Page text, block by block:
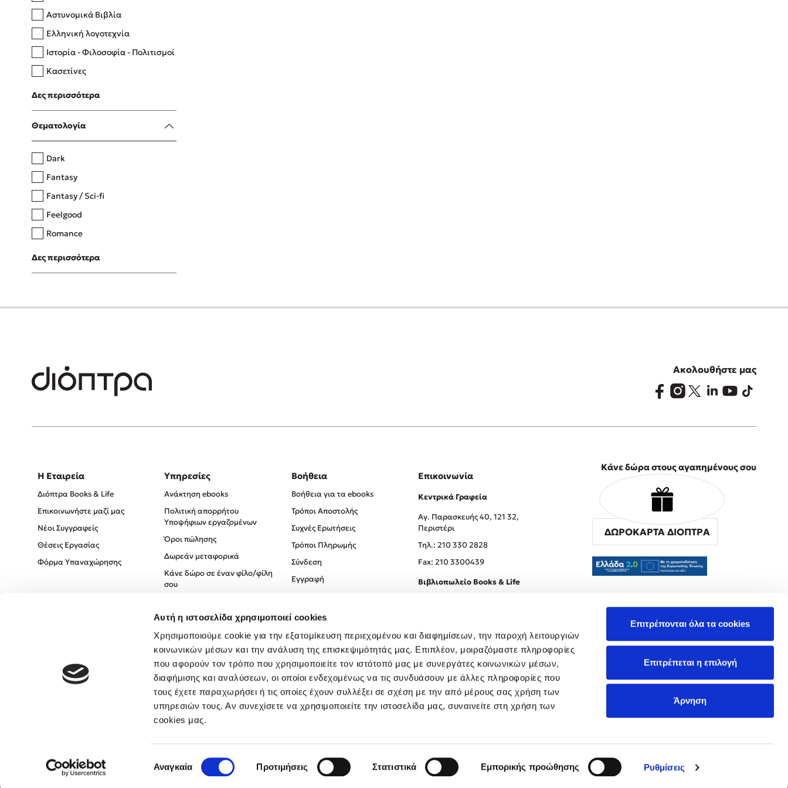
Αυτή η ιστοσελίδα χρησιμοποιεί cookies
Χρησιμοποιούμε cookie για την εξατομίκευση περιεχομένου και διαφημίσεων, την παροχή λειτουργιών
κοινωνικών μέσων και την ανάλυση της επισκεψιμότητάς μας. Επιπλέον, μοιραζόμαστε πληροφορίες
που αφορούν τον τρόπο που χρησιμοποιείτε τον ιστότοπό μας με συνεργάτες κοινωνικών μέσων,
διαφήμισης και αναλύσεων, οι οποίοι ενδεχομένως να τις συνδυάσουν με άλλες πληροφορίες που
τους έχετε παραχωρήσει ή τις οποίες έχουν συλλέξει σε σχέση με την από μέρους σας χρήση των
υπηρεσιών τους. Αν συνεχίσετε να χρησιμοποιείτε την ιστοσελίδα μας, συναινείτε στη χρήση των
cookies μας.
συγκατάθεσης
Αναγκαία Προτιμήσεις Στατιστικά Εμπορικής προώθησης Ρυθμίσεις
Επιτρέπονται όλα τα cookies
Επιτρέπεται η επιλογή
Άρνηση
Δανάη Δεληγεώργη
Πάνω, κάτω, μπροστά, πίσω
Η μέθοδος Αφήστε τους
Αστυνομικά Βιβλία
Ελληνική λογοτεχνία
Ιστορία - Φιλοσοφία - Πολιτισμοί
Κασετίνες
Λευκώματα - Έγχρωμοι οδηγοί
Μαγειρική
Δες περισσότερα
Θεματολογία
Dark
Fantasy
Fantasy / Sci-fi
Feelgood
Romance
Upmarket
Young Adult
Δες περισσότερα
Ακολουθήστε μας
Η Εταιρεία
Διόπτρα Books & Life
Επικοινωνήστε μαζί μας
Νέοι Συγγραφείς
Θέσεις Εργασίας
Φόρμα Υπαναχώρησης
Υπηρεσίες
Ανάκτηση ebooks
Πολιτική απορρήτου
Υποψήφιων εργαζομένων
Όροι πώλησης
Δωρεάν μεταφορικά
Κάνε δώρο σε έναν φίλο/φίλη
σου
Πολιτική Απορρήτου
Όροι χρήσης
Βοήθεια
Βοήθεια για τα ebooks
Τρόποι Αποστολής
Συχνές Ερωτήσεις
Τρόποι Πληρωμής
Σύνδεση
Εγγραφή
Επικοινωνία
Κεντρικά Γραφεία
Αγ. Παρασκευής 40, 121 32,
Περιστέρι
Tηλ.: 210 330 2828
Fax: 210 3300439
Βιβλιοπωλείο Books & Life
Κάνε δώρα στους αγαπημένους σου
ΔΩΡΟΚΑΡΤΑ ΔΙΟΠΤΡΑ
Created by Powered by